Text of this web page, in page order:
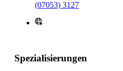
(07053) 3127
Spezialisierungen